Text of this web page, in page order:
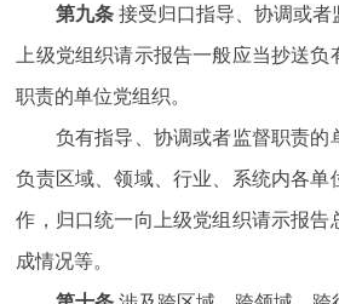
第九条接受归口指导、协调或者
上级党组织请示报告一般应当抄送
职责的单位党组织。
负有指导、协调或者监督职责的
负责区域、领域、行业、系统内各单
作，归口统一向上级党组织请示报告
成情况等。